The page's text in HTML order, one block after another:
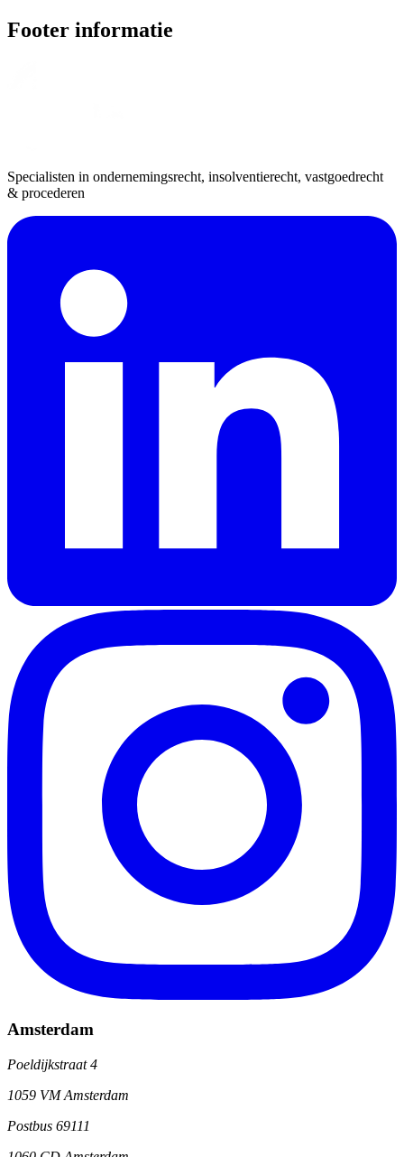
Footer informatie
Specialisten in ondernemingsrecht, insolventierecht, vastgoedrecht
& procederen
Amsterdam
Poeldijkstraat 4
1059 VM Amsterdam
Postbus 69111